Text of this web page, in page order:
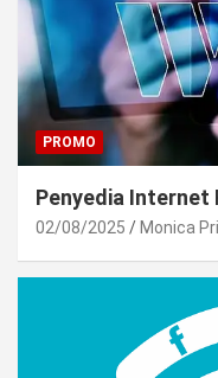
PROMO
Penyedia Internet
02/08/2025 Monica